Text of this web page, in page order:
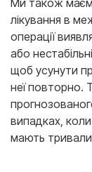
лікування в
операції
або
щоб усунути
неї повторно.
випадках,
мають